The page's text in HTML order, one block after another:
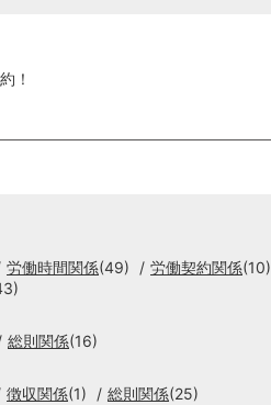
！
労働時間関係(49) 労働契約関係(10)
総則関係(16)
徴収関係(1) 総則関係(25)